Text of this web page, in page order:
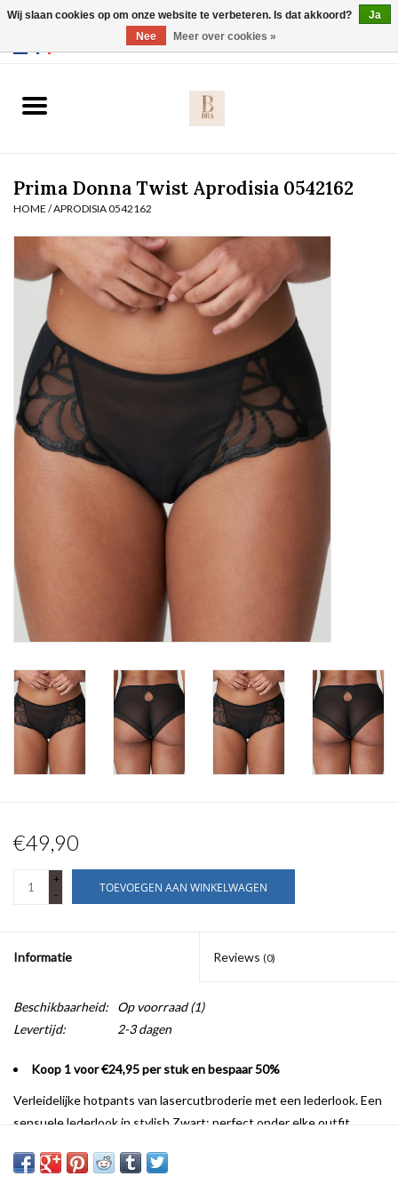
Slip
Body
Nachtmode
Solden
Homewear
Badmode
Lingerie-accessoires
Prima Donna Twist Aprodisia 0542162
HOME /APRODISIA 0542162
€49,90
+
-
TOEVOEGEN AAN WINKELWAGEN
Informatie Reviews (0)
Beschikbaarheid: Op voorraad(1)
Levertijd:
2-3 dagen
Koop 1 voor €24,95 per stuk en bespaar 50%
Verleidelijke hotpants van lasercutbroderie met een lederlook. Een
sensuele lederlook in stylish Zwart: perfect onder elke outfit
Wij slaan cookies op om onze website te verbeteren. Is dat akkoord?
Ja
Nee
Meer over cookies »
Webshop werkt met EU maten. .